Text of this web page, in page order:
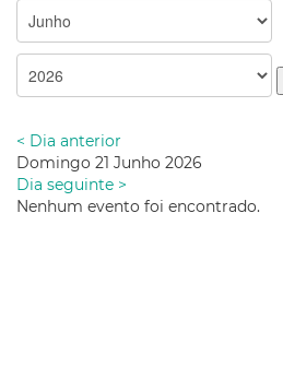
< Dia anterior
Domingo 21 Junho 2026
Dia seguinte >
Nenhum evento foi encontrado.